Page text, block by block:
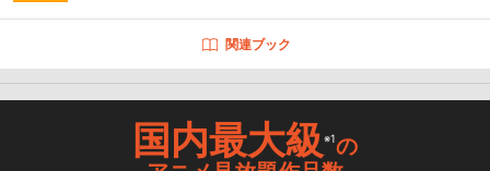
関連ブック
国内最大級※1の